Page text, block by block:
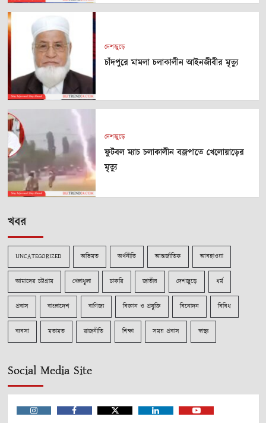
দেশজুড়ে
চাঁদপুরে মামলা চলাকালীন আইনজীবীর মৃত্যু
দেশজুড়ে
ফুটবল ম্যাচ চলাকালীন বজ্রপাতে খেলোয়াড়ের
মৃত্যু
খবর
UNCATEGORIZED অভিমত অর্থনীতি আন্তর্জাতিক আবহাওয়া
আমাদের চট্টগ্রাম খেলাধুলা চাকরি জাতীয় দেশজুড়ে ধর্ম
প্রবাস বাংলাদেশ বাণিজ্য বিজ্ঞান ও প্রযুক্তি বিনোদন বিবিধ
ব্যবসা মতামত রাজনীতি শিক্ষা সময় প্রবাস স্বাস্থ্য
Social Media Site
Instagram Facebook Twitter Linkedin Youtube